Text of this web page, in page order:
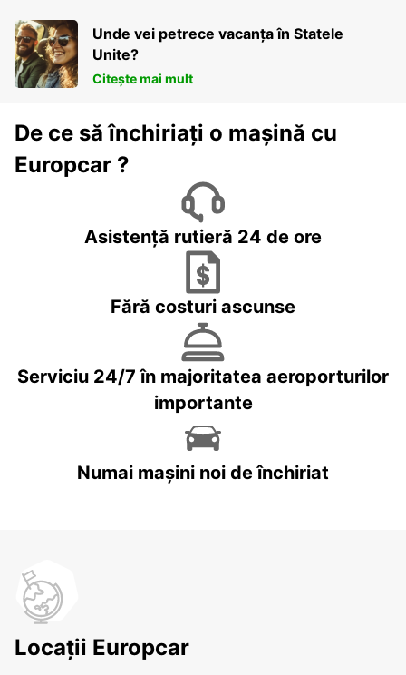
Unde vei petrece vacanța în Statele
Unite?
Citește mai mult
De ce să închiriați o mașină cu
Europcar ?
Asistență rutieră 24 de ore
Fără costuri ascunse
Serviciu 24/7 în majoritatea aeroporturilor
importante
Numai mașini noi de închiriat
Locații Europcar